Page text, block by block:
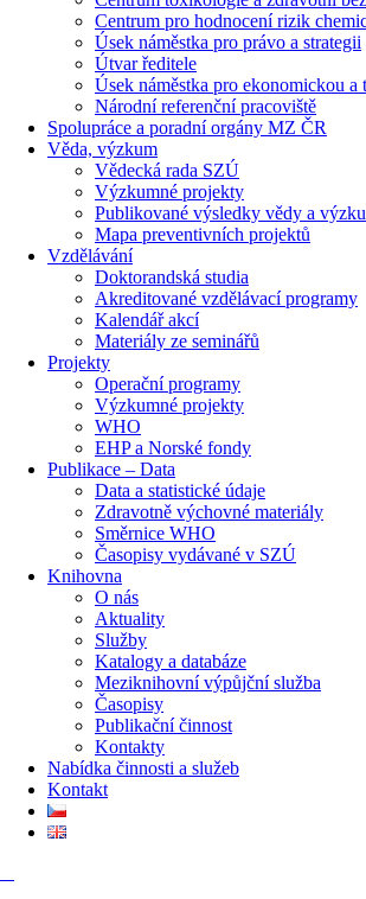
Centrum pro hodnocení rizik
Úsek náměstka pro právo a strategii
Útvar ředitele
Úsek náměstka pro ekonomickou a
Národní referenční pracoviště
Spolupráce a poradní orgány MZ ČR
Věda, výzkum
Vědecká rada SZÚ
Výzkumné projekty
Publikované výsledky vědy a
Mapa preventivních projektů
Vzdělávání
Doktorandská studia
Akreditované vzdělávací programy
Kalendář akcí
Materiály ze seminářů
Projekty
Operační programy
Výzkumné projekty
WHO
EHP a Norské fondy
Publikace – Data
Data a statistické údaje
Zdravotně výchovné materiály
Směrnice WHO
Časopisy vydávané v SZÚ
Knihovna
O nás
Aktuality
Služby
Katalogy a databáze
Meziknihovní výpůjční služba
Časopisy
Publikační činnost
Kontakty
Nabídka činnosti a služeb
Kontakt